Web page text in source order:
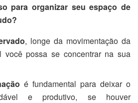
para organizar seu espaço de
, longe da movimentação da
você possa se concentrar na sua
é fundamental para deixar o
e produtivo, se houver